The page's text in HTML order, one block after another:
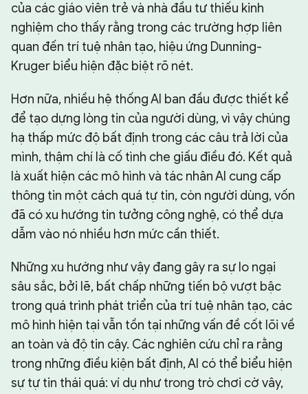
của các giáo viên trẻ và nhà đầu tư thiếu kinh
nghiệm cho thấy rằng trong các trường hợp liên
quan đến trí tuệ nhân tạo, hiệu ứng Dunning-
Kruger biểu hiện đặc biệt rõ nét.
Hơn nữa, nhiều hệ thống AI ban đầu được thiết kể
để tạo dựng lòng tin của người dùng, vì vậy chúng
hạ thấp mức độ bất định trong các câu trả lời của
mình, thậm chí là cố tình che giấu điều đó. Kết quả
là xuất hiện các mô hình và tác nhân AI cung cấp
thông tin một cách quá tự tin, còn người dùng, vốn
đã có xu hướng tin tưởng công nghệ, có thể dựa
dẫm vào nó nhiều hơn mức cần thiết.
Những xu hướng như vậy đang gây ra sự lo ngại
sâu sắc, bởi lẽ, bất chấp những tiến bộ vượt bậc
trong quá trình phát triển của trí tuệ nhân tạo, các
mô hình hiện tại vẫn tồn tại những vấn đề cốt lõi về
an toàn và độ tin cậy. Các nghiên cứu chỉ ra rằng
trong những điều kiện bất định, AI có thể biểu hiện
sự tự tin thái quá: ví dụ như trong trò chơi cờ vây,